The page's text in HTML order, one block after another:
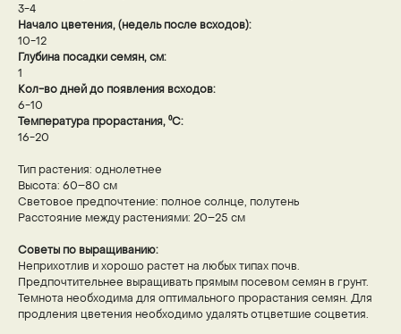
3-4
Начало цветения, (недель после всходов):
10-12
Глубина посадки семян, см:
1
Кол-во дней до появления всходов:
6-10
Температура прорастания, ⁰С:
16-20
Тип растения: однолетнее
Высота: 60–80 см
Световое предпочтение: полное солнце, полутень
Расстояние между растениями: 20–25 см
Советы по выращиванию:
Неприхотлив и хорошо растет на любых типах почв.
Предпочтительнее выращивать прямым посевом семян в грунт.
Темнота необходима для оптимального прорастания семян. Для
продления цветения необходимо удалять отцветшие соцветия.